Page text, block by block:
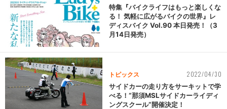
特集『バイクライフはもっと楽しくな
る！ 気軽に広がるバイクの世界』レ
ディスバイク Vol.90 本日発売！（3
月14日発売）
トピックス 2022/04/30
サイドカーの走り方をサーキットで学
べる！“那須MSLサイドカーライディ
ングスクール”開催決定！